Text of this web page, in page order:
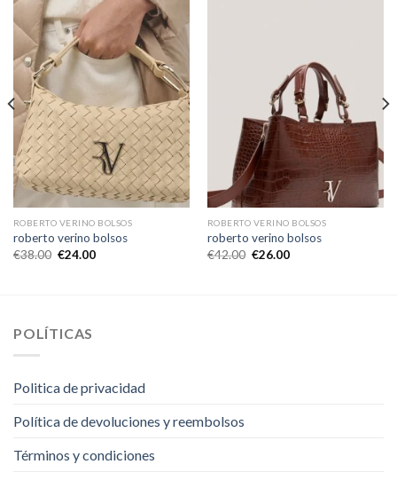
ROBERTO VERINO BOLSOS
roberto verino bolsos
€38.00 €24.00
ROBERTO VERINO BOLSOS
roberto verino bolsos
€42.00 €26.00
POLÍTICAS
Politica de privacidad
Política de devoluciones y reembolsos
Términos y condiciones